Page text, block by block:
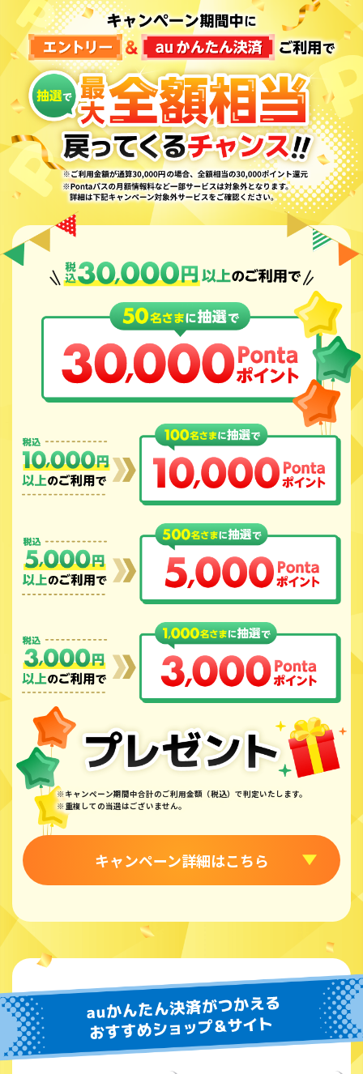
※キャンペーン期間中合計のご利用金額（税込）で判定いたします。
※重複しての当選はございません。
キャンペーン詳細はこちら